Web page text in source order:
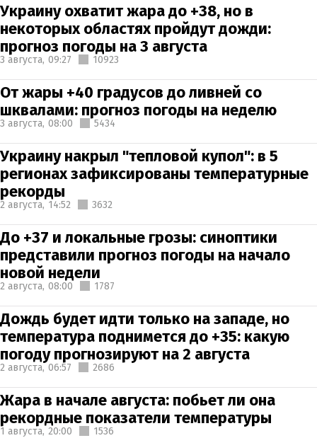
Украину охватит жара до +38, но в
некоторых областях пройдут дожди:
прогноз погоды на 3 августа
3 августа, 09:27 10923
От жары +40 градусов до ливней со
шквалами: прогноз погоды на неделю
3 августа, 08:00 5434
Украину накрыл "тепловой купол": в 5
регионах зафиксированы температурные
рекорды
2 августа, 14:52 3632
До +37 и локальные грозы: синоптики
представили прогноз погоды на начало
новой недели
2 августа, 08:00 1787
Дождь будет идти только на западе, но
температура поднимется до +35: какую
погоду прогнозируют на 2 августа
2 августа, 06:57 2686
Жара в начале августа: побьет ли она
рекордные показатели температуры
1 августа, 20:00 1536